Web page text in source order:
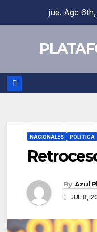
jue. Ago
NACIONALES POLITICA
By Azul
JUL 8,